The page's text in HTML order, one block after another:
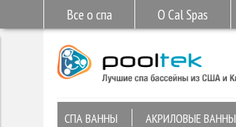
Все о спа О Cal Spas
СПА ВАННЫ АКРИЛОВЫЕ ВАННЫ